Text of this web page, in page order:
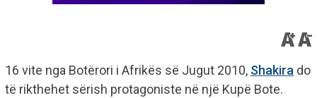
16 vite nga Botërori i Afrikës së Jugut 2010, Shakira do
të rikthehet sërish protagoniste në një Kupë Bote.